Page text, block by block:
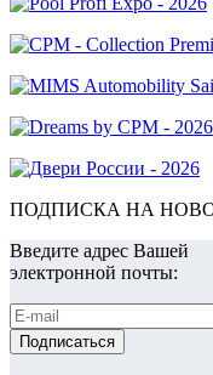
ПОДПИСКА НА
Введите адрес Вашей
электронной почты: